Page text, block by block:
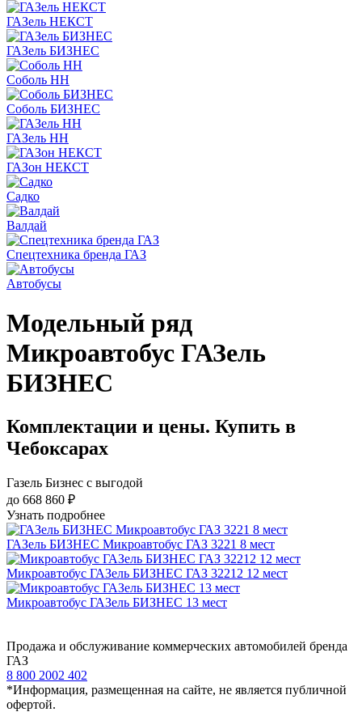
ГАЗель НЕКСТ
ГАЗель БИЗНЕС
Соболь НН
Соболь БИЗНЕС
ГАЗель НН
ГАЗон НЕКСТ
Садко
Валдай
Спецтехника бренда ГАЗ
Автобусы
Модельный ряд
Микроавтобус ГАЗель
БИЗНЕС
Комплектации и цены. Купить в
Чебоксарах
Газель Бизнес с выгодой
до 668 860 ₽
Узнать подробнее
ГАЗель БИЗНЕС Микроавтобус ГАЗ 3221 8 мест
Микроавтобус ГАЗель БИЗНЕС ГАЗ 32212 12 мест
Микроавтобус ГАЗель БИЗНЕС 13 мест
Продажа и обслуживание коммерческих автомобилей бренда
ГАЗ
8 800 2002 402
*Информация, размещенная на сайте, не является публичной
офертой.